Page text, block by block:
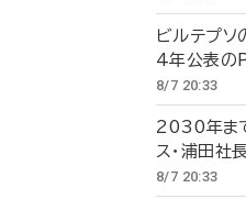
ビルテプ
4年公表の
8/7 20:33
2030年ま
ス・浦田社
8/7 20:33